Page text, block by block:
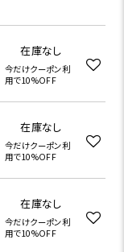
在庫なし
今だけクーポン利
用で10%OFF
在庫なし
今だけクーポン利
用で10%OFF
在庫なし
今だけクーポン利
用で10%OFF